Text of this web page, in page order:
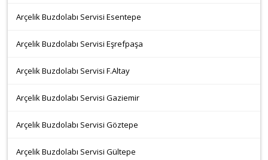
Arçelik Buzdolabı Servisi Esentepe
Arçelik Buzdolabı Servisi Eşrefpaşa
Arçelik Buzdolabı Servisi F.Altay
Arçelik Buzdolabı Servisi Gaziemir
Arçelik Buzdolabı Servisi Göztepe
Arçelik Buzdolabı Servisi Gültepe